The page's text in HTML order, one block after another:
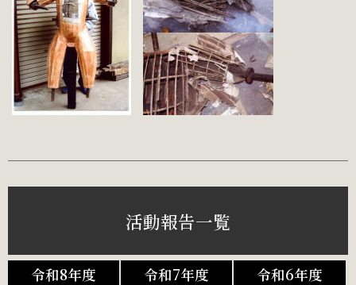
活動報告一覧
令和8年度 令和7年度
令和6年度